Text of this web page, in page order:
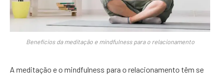
Benefícios da meditação e mindfulness para o relacionamento
A meditação e o mindfulness para o relacionamento têm se